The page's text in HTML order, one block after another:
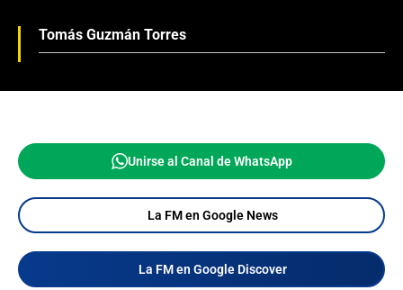
Tomás Guzmán Torres
Unirse al Canal de WhatsApp
La FM en Google News
La FM en Google Discover